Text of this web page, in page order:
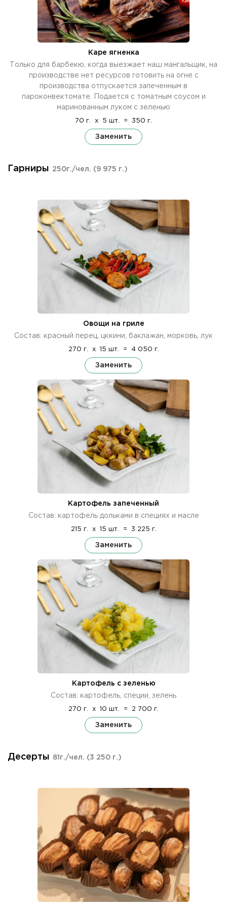
Каре ягненка
Только для барбекю, когда выезжает наш мангальщик, на
производстве нет ресурсов готовить на огне с
производства отпускается запеченным в
пароконвектомате. Подается с томатным соусом и
маринованным луком с зеленью
70 г. x 5 шт. = 350 г.
Заменить
Гарниры 250г./чел. (9 975 г.)
Овощи на гриле
Состав: красный перец, цккини, баклажан, морковь, лук
270 г. x 15 шт. = 4 050 г.
Заменить
Картофель запеченный
Состав: картофель дольками в специях и масле
215 г. x 15 шт. = 3 225 г.
Заменить
Картофель с зеленью
Состав: картофель, специи, зелень
270 г. x 10 шт. = 2 700 г.
Заменить
Десерты 81г./чел. (3 250 г.)